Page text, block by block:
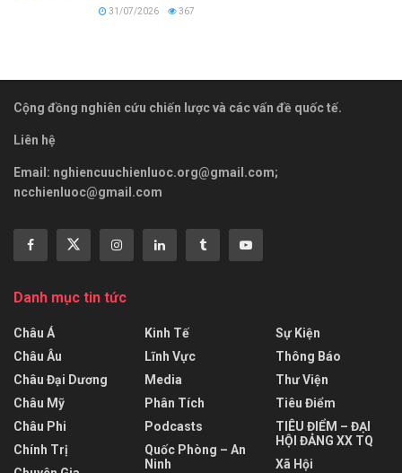
31/07/2026 367
Cộng đồng nghiên cứu chiến lược và các vấn đề quốc tế.
Liên hệ
Email: nghiencuuchienluoc.org@gmail.com;
ncchienluoc@gmail.com
Danh mục tin tức
Châu Á
Châu Âu
Châu Đại Dương
Châu Mỹ
Châu Phi
Chính Trị
Kinh Tế
Lĩnh Vực
Media
Phân Tích
Podcasts
Quốc Phòng – An
Ninh
Sự Kiện
Thông Báo
Thư Viện
Tiêu Điểm
TIÊU ĐIỂM – ĐẠI
HỘI ĐẢNG XX TQ
Xã Hội